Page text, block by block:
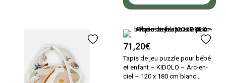
71,20€
Tapis de jeu puzzle pour bébé
et enfant – KIDOLO – Arc-en-
ciel – 120 x 180 cm blanc